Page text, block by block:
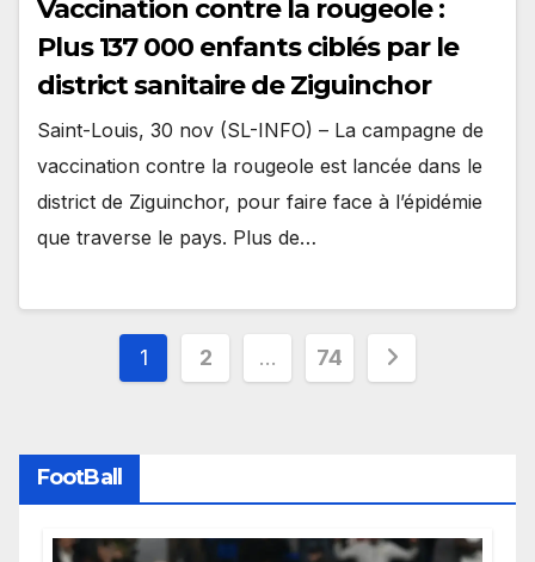
Vaccination contre la rougeole :
Plus 137 000 enfants ciblés par le
district sanitaire de Ziguinchor
Saint-Louis, 30 nov (SL-INFO) – La campagne de
vaccination contre la rougeole est lancée dans le
district de Ziguinchor, pour faire face à l’épidémie
que traverse le pays. Plus de…
Pagination
publications
1 2 … 74
FootBall